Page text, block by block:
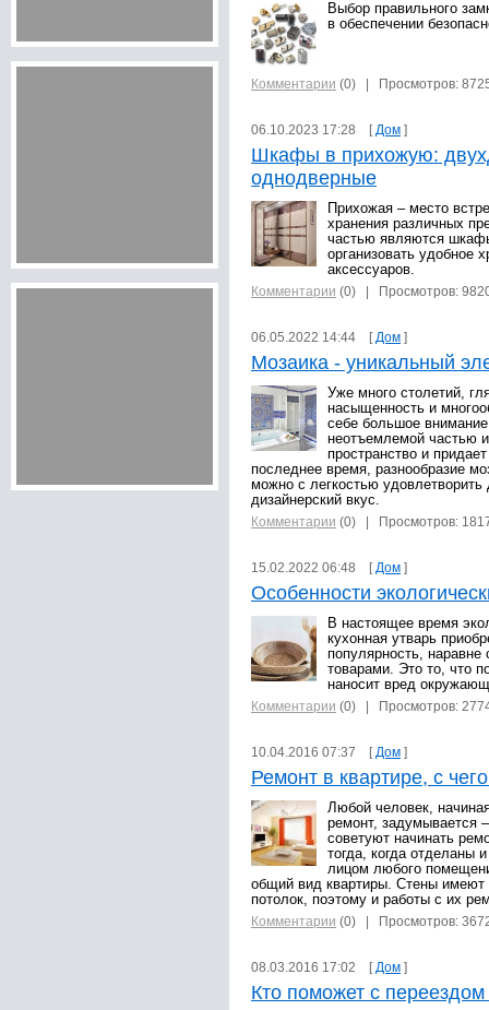
Выбор правильного
в обеспечении
Комментарии (0) | Просмотров:
06.10.2023 17:28 [ Дом ]
Шкафы в прихожую:
однодверные
Прихожая – место
хранения различных
частью являются
организовать удобное
аксессуаров.
Комментарии (0) | Просмотров:
06.05.2022 14:44 [ Дом ]
Мозаика - уникальный
Уже много столетий,
насыщенность и
себе большое
неотъемлемой частью
пространство и
последнее время, разнообразие
можно с легкостью
дизайнерский вкус.
Комментарии (0) | Просмотров:
15.02.2022 06:48 [ Дом ]
Особенности
В настоящее время
кухонная утварь
популярность,
товарами. Это то, что
наносит вред
Комментарии (0) | Просмотров:
10.04.2016 07:37 [ Дом ]
Ремонт в квартире, с
Любой человек,
ремонт, задумывается
советуют начинать
тогда, когда отделаны
лицом любого
общий вид квартиры. Стены
потолок, поэтому и работы с их
Комментарии (0) | Просмотров:
08.03.2016 17:02 [ Дом ]
Кто поможет с переездом